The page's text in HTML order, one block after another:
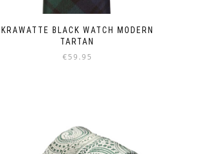
KRAWATTE BLACK WATCH MODERN
TARTAN
€59.95